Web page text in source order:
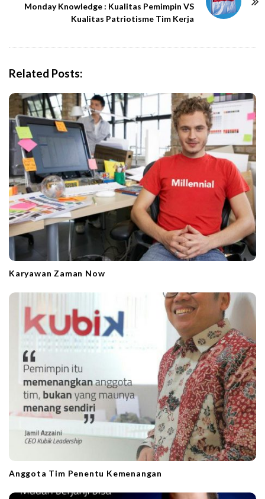
Monday Knowledge : Kualitas Pemimpin VS
Kualitas Patriotisme Tim Kerja
Related Posts:
Karyawan Zaman Now
Anggota Tim Penentu Kemenangan